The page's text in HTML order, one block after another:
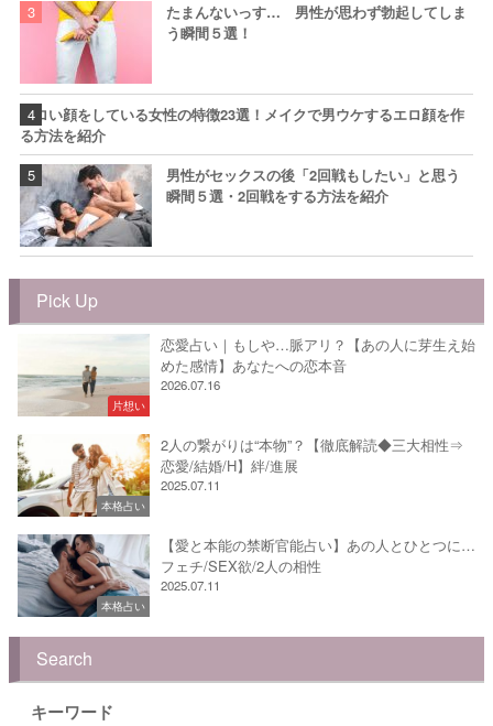
たまんないっす… 男性が思わず勃起してしま
う瞬間５選！
エロい顔をしている女性の特徴23選！メイクで男ウケするエロ顔を作
る方法を紹介
男性がセックスの後「2回戦もしたい」と思う
瞬間５選・2回戦をする方法を紹介
Pick Up
片想い
恋愛占い｜もしや…脈アリ？【あの人に芽生え始
めた感情】あなたへの恋本音
2026.07.16
本格占い
2人の繋がりは“本物”？【徹底解読◆三大相性⇒
恋愛/結婚/H】絆/進展
2025.07.11
本格占い
【愛と本能の禁断官能占い】あの人とひとつに…
フェチ/SEX欲/2人の相性
2025.07.11
Search
キーワード